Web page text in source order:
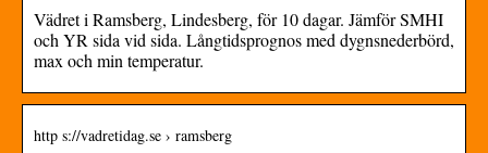
Vädret i Ramsberg, Lindesberg, för 10 dagar. Jämför SMHI
och YR sida vid sida. Långtidsprognos med dygnsnederbörd,
max och min temperatur.
http s://vadretidag.se › ramsberg